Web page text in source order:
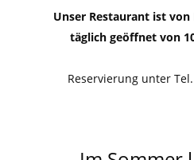
Unser Restaurant ist
täglich geöffnet von
Reservierung unter Tel.